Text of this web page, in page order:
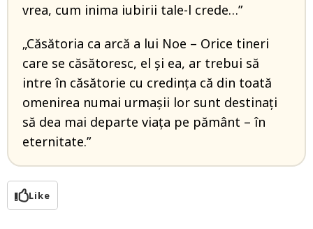
vrea, cum inima iubirii tale-l crede…”
„Căsătoria ca arcă a lui Noe – Orice tineri
care se căsătoresc, el și ea, ar trebui să
intre în căsătorie cu credința că din toată
omenirea numai urmașii lor sunt destinați
să dea mai departe viața pe pământ – în
eternitate.”
Like